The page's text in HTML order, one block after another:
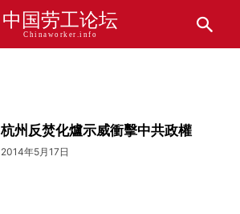
中国劳工论坛
Chinaworker.info
杭州反焚化爐示威衝擊中共政權
2014年5月17日